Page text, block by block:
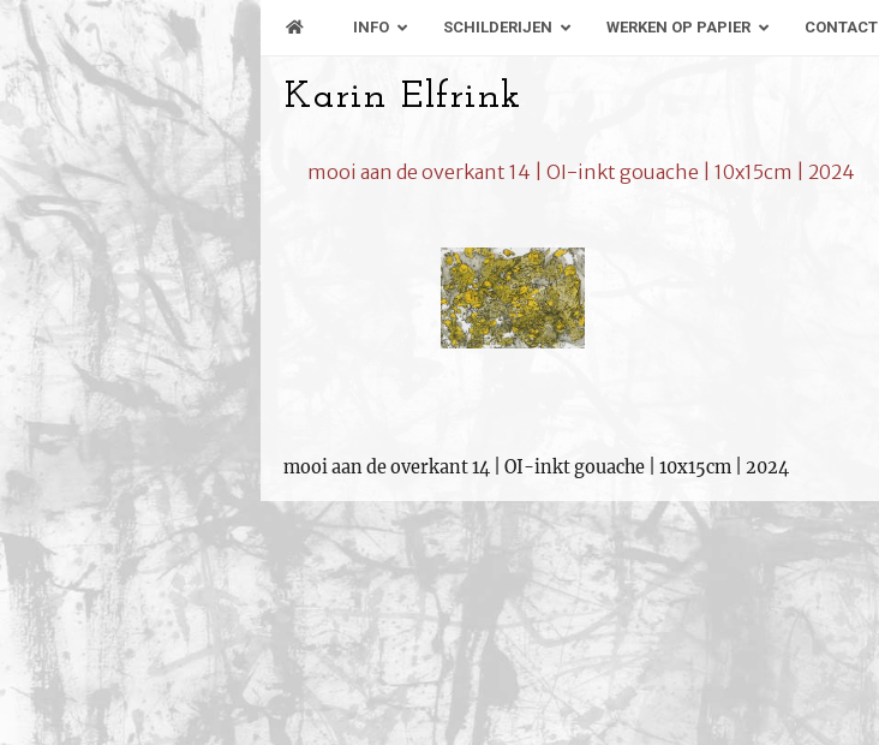
INFO SCHILDERIJEN WERKEN OP PAPIER CONTACT
Karin Elfrink
mooi aan de overkant 14 | OI-inkt gouache | 10x15cm | 2024
mooi aan de overkant 14 | OI-inkt gouache | 10x15cm | 2024